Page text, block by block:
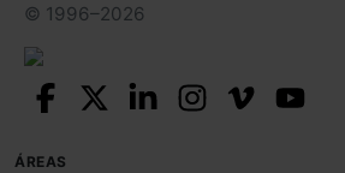
© 1996–2026
ÁREAS